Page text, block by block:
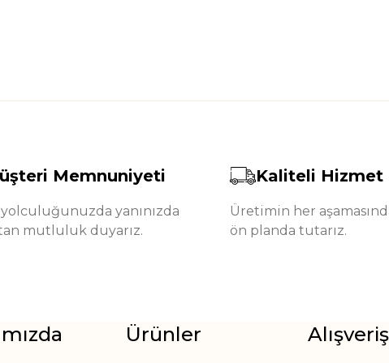
Memnuniyeti
yolculuğunuzda yanınızda
mutluluk duyarız.
Kaliteli Hizmet
Üretimin her
ön planda tutarız.
Ürünler Alışveriş